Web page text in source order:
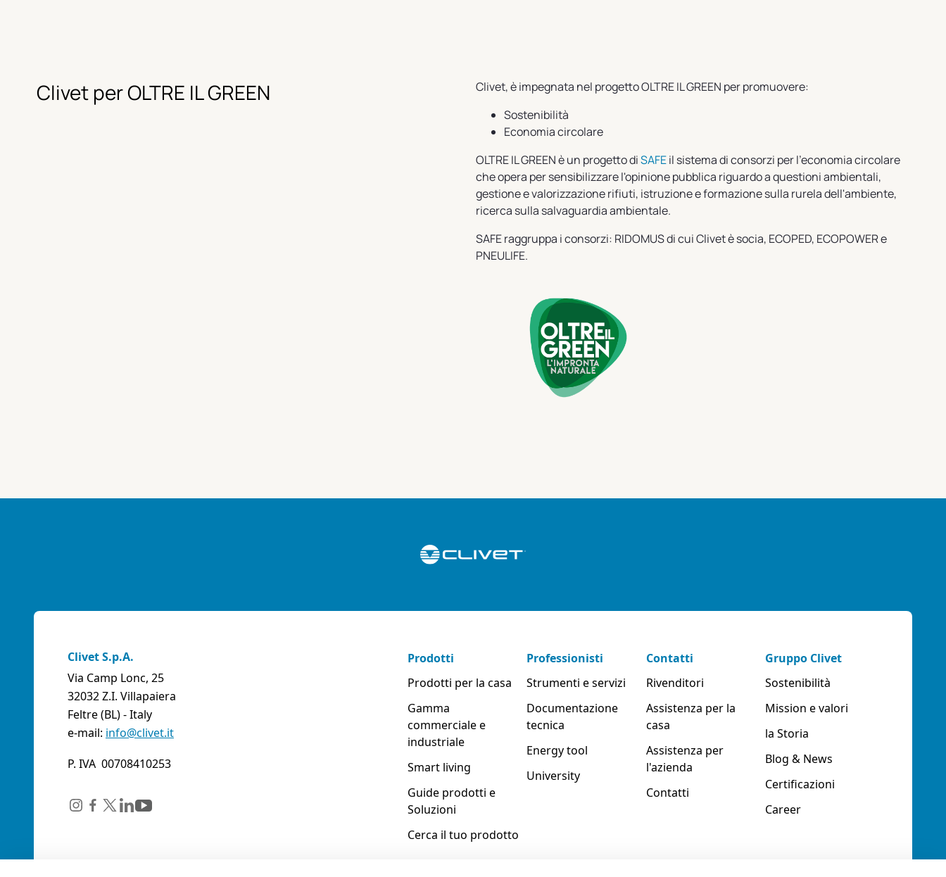
Clivet per OLTRE IL GREEN
Clivet, è impegnata nel progetto OLTRE IL GREEN per promuovere:
Sostenibilità
Economia circolare
OLTRE IL GREEN è un progetto diSAFEil sistema di consorzi per l'economia circolare
che opera per sensibilizzare l'opinione pubblica riguardo a questioni ambientali,
gestione e valorizzazione rifiuti, istruzione e formazione sulla rurela dell'ambiente,
ricerca sulla salvaguardia ambientale.
SAFE raggruppa i consorzi: RIDOMUS di cui Clivet è socia, ECOPED, ECOPOWER e
PNEULIFE.
Clivet S.p.A.
Via Camp Lonc, 25
32032 Z.I. Villapaiera
Feltre (BL) - Italy
e-mail: info@clivet.it
P. IVA 00708410253
Prodotti
Prodotti per la casa
Gamma
commerciale e
industriale
Smart living
Guide prodotti e
Soluzioni
Cerca il tuo prodotto
Professionisti
Strumenti e servizi
Documentazione
tecnica
Energy tool
University
Contatti
Rivenditori
Assistenza per la
casa
Assistenza per
l'azienda
Contatti
Gruppo Clivet
Sostenibilità
Mission e valori
la Storia
Blog & News
Certificazioni
Career